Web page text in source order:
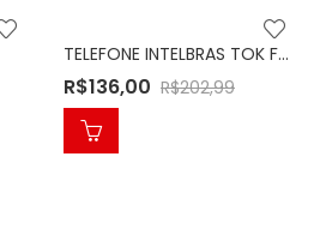
TELEFONE INTELBRAS TOK FACIL C/ID 4000073
R$202,99
R$136,00